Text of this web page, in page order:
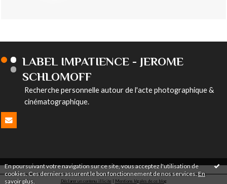
En poursuivant votre navigation sur ce site, vous acceptez l'utilisation de
cookies. Ces derniers assurent le bon fonctionnement de nos services.En
savoir plus
LABEL IMPATIENCE - JEROME
SCHLOMOFF
Recherche personnelle autour de l'acte photographique &
cinématographique.
Déclarer un contenu illicite| Mentions légales de ce blog